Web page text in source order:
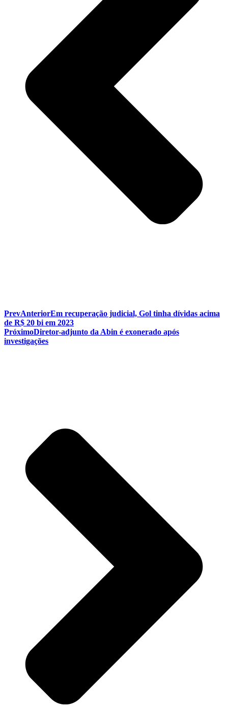
PrevAnteriorEm recuperação judicial, Gol tinha dívidas acima
de R$ 20 bi em 2023
PróximoDiretor-adjunto da Abin é exonerado após
investigações